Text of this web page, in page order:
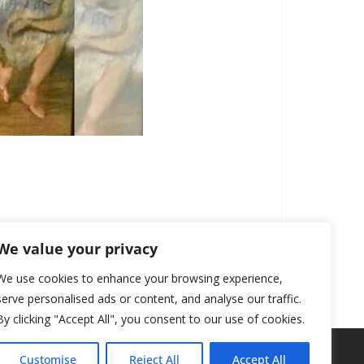
value your privacy
use cookies to enhance your browsing experience,
personalised ads or content, and analyse our traffic.
clicking "Accept All", you consent to our use of cookies.
Customise Reject All Accept All